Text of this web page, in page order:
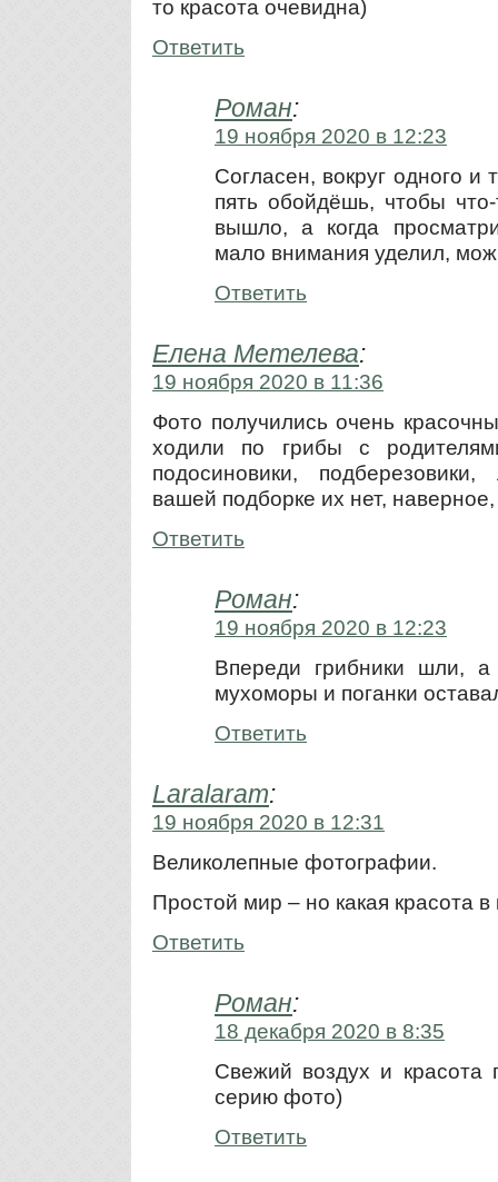
то красота очевидна)
Ответить
Роман:
19 ноября 2020 в 12:23
Согласен, вокруг одного и
пять обойдёшь, чтобы
вышло, а когда
мало внимания уделил,
Ответить
Елена Метелева:
19 ноября 2020 в 11:36
Фото получились очень
ходили по грибы с
подосиновики,
вашей подборке их нет,
Ответить
Роман:
19 ноября 2020 в 12:23
Впереди грибники шли,
мухоморы и поганки
Ответить
Laralaram:
19 ноября 2020 в 12:31
Великолепные фотографии.
Простой мир – но какая красота
Ответить
Роман:
18 декабря 2020 в 8:35
Свежий воздух и красота
серию фото)
Ответить